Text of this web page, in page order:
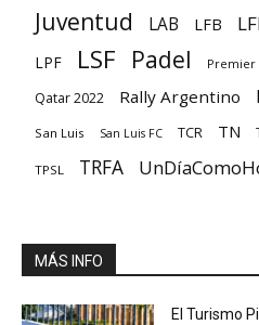
Juventud LAB LFB
LPF LSF Padel Premier
Qatar 2022 Rally Argentino
San Luis San Luis FC TCR TN
TPSL TRFA
MÁS INFO
El Turismo